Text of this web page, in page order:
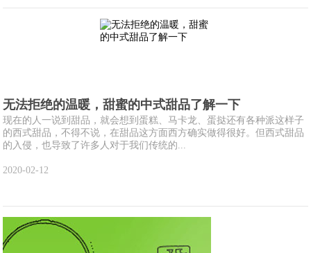
无法拒绝的温暖，甜蜜的中式甜品了解一下
现在的人一说到甜品，就会想到蛋糕、马卡龙、蛋挞还有各种派这样子
的西式甜品，不得不说，在甜品这方面西方确实做得很好。但西式甜品
的入侵，也导致了许多人对于我们传统的...
2020-02-12